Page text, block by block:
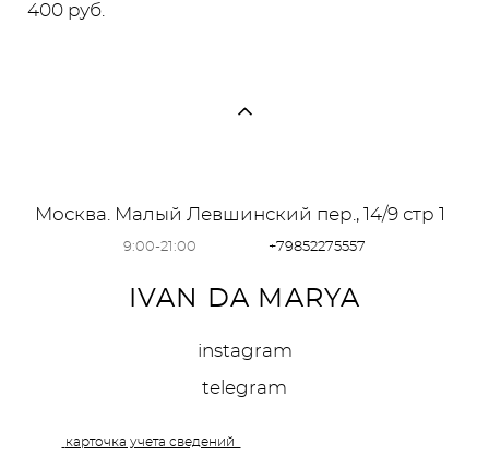
400 pуб.
Москва. Малый Левшинский пер., 14/9 стр 1
9:00-21:00 +79852275557
IVAN DA MARYA
instagram
telegram
карточка учета сведений